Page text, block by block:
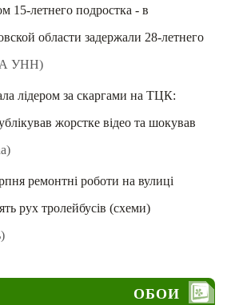
15-летнего подростка - в
области задержали 28-летнего
УНН)
лідером за скаргами на ТЦК:
жорстке відео та шокував
ремонтні роботи на вулиці
рух тролейбусів (схеми)
ОБОИ